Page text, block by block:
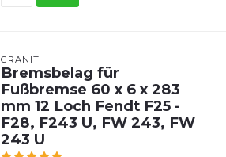
GRANIT
Bremsbelag für
Fußbremse 60 x 6 x 283
mm 12 Loch Fendt F25 -
F28, F243 U, FW 243, FW
243 U